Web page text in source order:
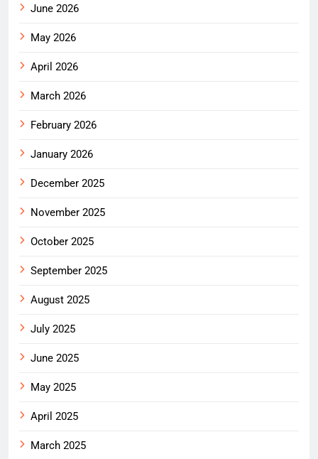
June 2026
May 2026
April 2026
March 2026
February 2026
January 2026
December 2025
November 2025
October 2025
September 2025
August 2025
July 2025
June 2025
May 2025
April 2025
March 2025